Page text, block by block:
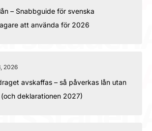
– Snabbguide för svenska
att använda för 2026
2026
avskaffas – så påverkas lån utan
deklarationen 2027)